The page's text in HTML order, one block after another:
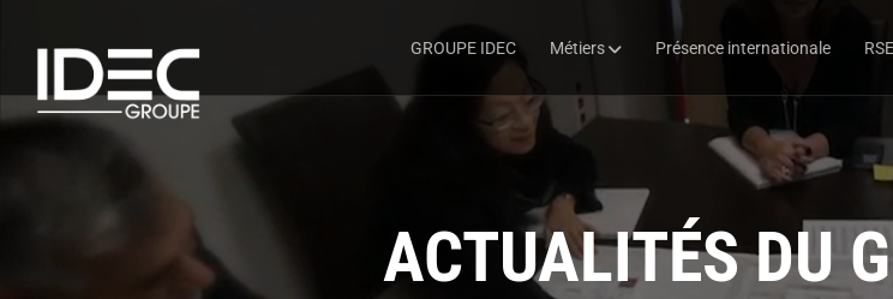
GROUPE IDEC Métiers Présence internationale RSE
ACTUALITÉS DU